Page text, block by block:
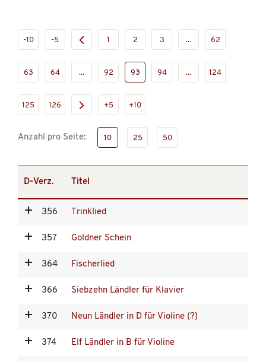
-10 -5 1 2 3 ... 62
63 64 ... 92 93 94 ... 124
125 126 +5 +10
Anzahl pro Seite: 10 25 50
D-Verz. Titel
356 Trinklied
357 Goldner Schein
364 Fischerlied
366 Siebzehn Ländler für Klavier
370 Neun Ländler in D für Violine (?)
374 Elf Ländler in B für Violine